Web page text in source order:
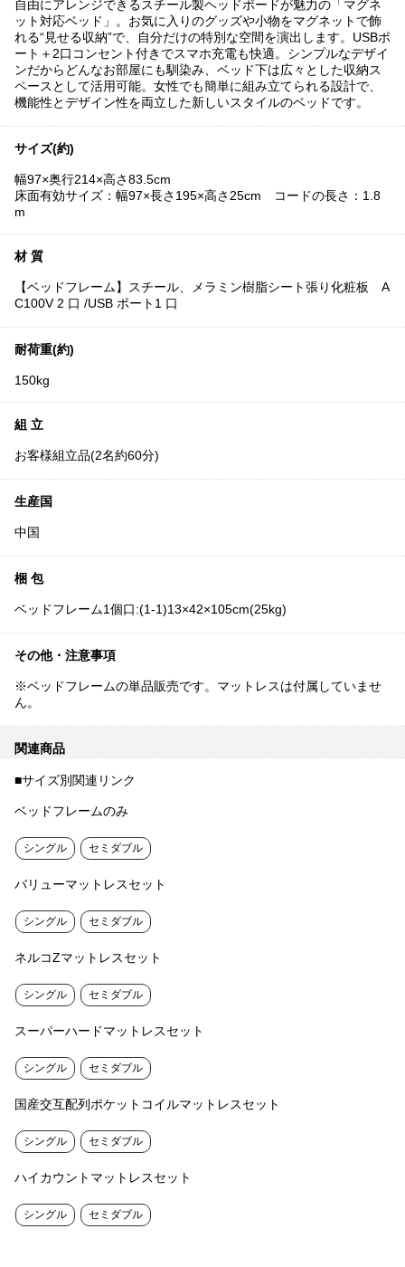
自由にアレンジできるスチール製ヘッドボードが魅力の「マグネ
ット対応ベッド」。お気に入りのグッズや小物をマグネットで飾
れる“見せる収納”で、自分だけの特別な空間を演出します。USBポ
ート＋2口コンセント付きでスマホ充電も快適。シンプルなデザイ
ンだからどんなお部屋にも馴染み、ベッド下は広々とした収納ス
ペースとして活用可能。女性でも簡単に組み立てられる設計で、
機能性とデザイン性を両立した新しいスタイルのベッドです。
サイズ(約)
幅97×奥行214×高さ83.5cm
床面有効サイズ：幅97×長さ195×高さ25cm コードの長さ：1.8
m
材 質
【ベッドフレーム】スチール、メラミン樹脂シート張り化粧板 A
C100V 2 口 /USB ポート1 口
耐荷重(約)
150kg
組 立
お客様組立品(2名約60分)
生産国
中国
梱 包
ベッドフレーム1個口:(1-1)13×42×105cm(25kg)
その他・注意事項
※ベッドフレームの単品販売です。マットレスは付属していませ
ん。
関連商品
■サイズ別関連リンク
ベッドフレームのみ
シングル セミダブル
バリューマットレスセット
シングル セミダブル
ネルコZマットレスセット
シングル セミダブル
スーパーハードマットレスセット
シングル セミダブル
国産交互配列ポケットコイルマットレスセット
シングル セミダブル
ハイカウントマットレスセット
シングル セミダブル